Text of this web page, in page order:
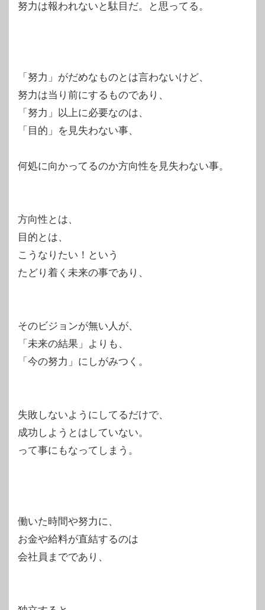
努力は報われないと駄目だ。と思ってる。
「努力」がだめなものとは言わないけど、
努力は当り前にするものであり、
「努力」以上に必要なのは、
「目的」を見失わない事、
何処に向かってるのか方向性を見失わない事。
方向性とは、
目的とは、
こうなりたい！という
たどり着く未来の事であり、
そのビジョンが無い人が、
「未来の結果」よりも、
「今の努力」にしがみつく。
失敗しないようにしてるだけで、
成功しようとはしていない。
って事にもなってしまう。
働いた時間や努力に、
お金や給料が直結するのは
会社員までであり、